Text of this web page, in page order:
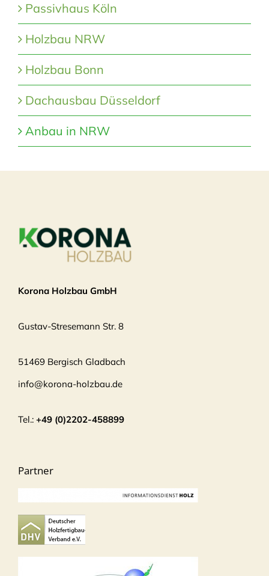
Passivhaus Köln
Holzbau NRW
Holzbau Bonn
Dachausbau Düsseldorf
Anbau in NRW
Korona Holzbau GmbH
Gustav-Stresemann Str. 8
51469 Bergisch Gladbach
info@korona-holzbau.de
Tel.: +49 (0)2202-458899
Partner